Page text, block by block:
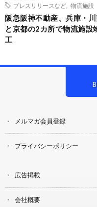
プレスリリースなど
物流施設
阪急阪神不動産、兵庫・
と京都の2カ所で物流施設
工
メルマガ会員登録
プライバシーポリシー
広告掲載
会社概要